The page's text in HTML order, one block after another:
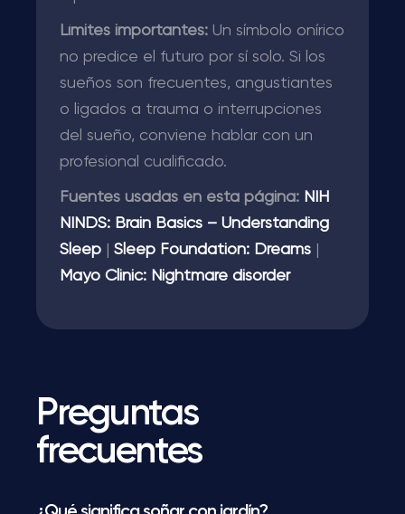
Límites importantes: Un símbolo onírico
no predice el futuro por sí solo. Si los
sueños son frecuentes, angustiantes
o ligados a trauma o interrupciones
del sueño, conviene hablar con un
profesional cualificado.
Fuentes usadas en esta página: NIH
NINDS: Brain Basics – Understanding
Sleep
Sleep Foundation: Dreams
Mayo Clinic: Nightmare disorder
Preguntas
frecuentes